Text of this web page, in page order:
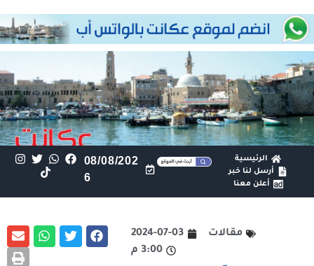
الرئيسية
أرسل لنا خبر
أعلن معنا
08/08/202
6
مقالات
2024-07-03
3:00 م